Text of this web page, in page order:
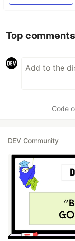
Top comments
Code
DEV Community